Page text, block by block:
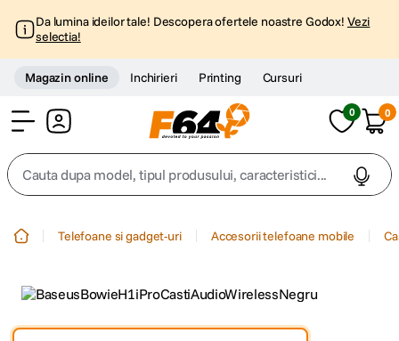
Da lumina ideilor tale! Descopera ofertele noastre Godox! Vezi
selectia!
Magazin online Inchirieri Printing Cursuri
0 0
Cauta dupa model, tipul produsului, caracteristici...
Telefoane si gadget-uri Accesorii telefoane mobile